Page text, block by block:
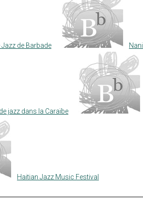
Jazz de Barbade
jazz dans la Caraïbe
Haitian Jazz Music Festival